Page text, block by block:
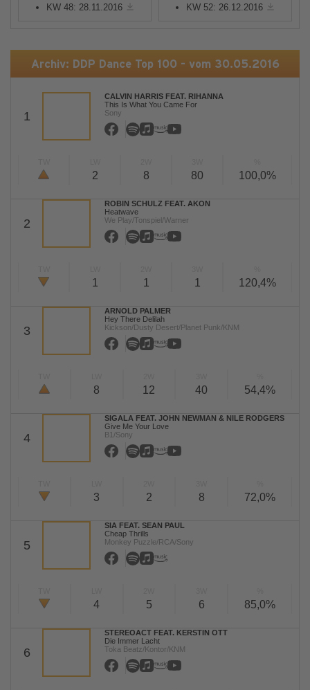
KW 48: 28.11.2016
KW 52: 26.12.2016
Archiv: DDP Dance Top 100 - vom 30.05.2016
1
CALVIN HARRIS FEAT. RIHANNA
This Is What You Came For
Sony
2 8 80 100,0%
2
ROBIN SCHULZ FEAT. AKON
Heatwave
We Play/Tonspiel/Warner
1 1 1 120,4%
3
ARNOLD PALMER
Hey There Delilah
Kickson/Dusty Desert/Planet Punk/KNM
8 12 40 54,4%
4
SIGALA FEAT. JOHN NEWMAN & NILE RODGERS
Give Me Your Love
B1/Sony
3 2 8 72,0%
5
SIA FEAT. SEAN PAUL
Cheap Thrills
Monkey Puzzle/RCA/Sony
4 5 6 85,0%
6
STEREOACT FEAT. KERSTIN OTT
Die Immer Lacht
Toka Beatz/Kontor/KNM